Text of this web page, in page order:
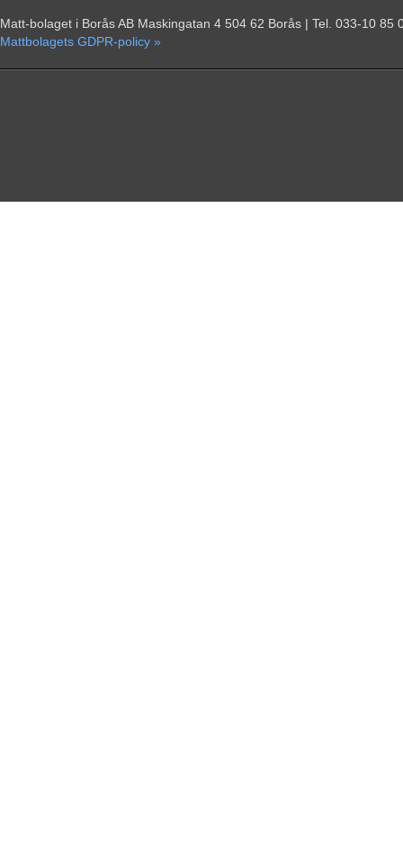
Matt-bolaget i Borås AB Maskingatan 4 504 62 Borås | Tel. 033-10
Mattbolagets GDPR-policy »